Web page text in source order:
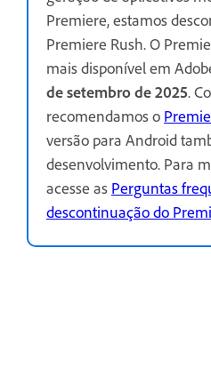
Premiere, estamos
Premiere Rush. O
mais disponível em
de setembro de 2025.
recomendamos o
versão para Android
desenvolvimento. Para
acesse as Perguntas
descontinuação do